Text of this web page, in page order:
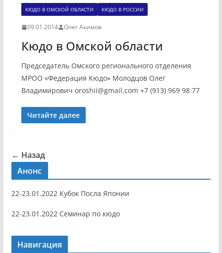
КЮДО В ОМСКОЙ ОБЛАСТИ КЮДО В РОССИИ
09.01.2014 Олег Акимов
Кюдо в Омской области
Председатель Омского регионального отделения
МРОО «Федерация Кюдо» Молодцов Олег
Владимирович oroshii@gmail.com +7 (913) 969 98 77
Читайте далее
← Назад
Анонс
22-23.01.2022 Кубок Посла Японии
22-23.01.2022 Семинар по кюдо
Навигация